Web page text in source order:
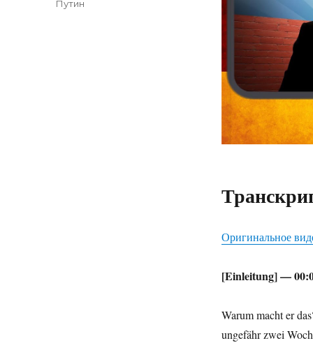
Оригинальное
[Einleitung] —
Warum macht er
ungefähr zwei
Путин